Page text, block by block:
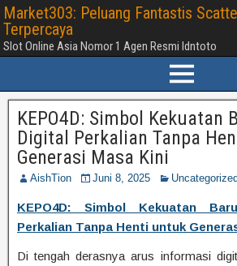
Market303: Peluang Fantastis
Terpercaya
Slot Online Asia Nomor 1 Agen Resmi Idntoto
KEPO4D: Simbol Kekuatan
Digital Perkalian Tanpa
Generasi Masa Kini
AishTion Juni 8, 2025 Uncategorized
KEPO4D: Simbol Kekuatan
Perkalian Tanpa Henti untuk
Di tengah derasnya arus informasi